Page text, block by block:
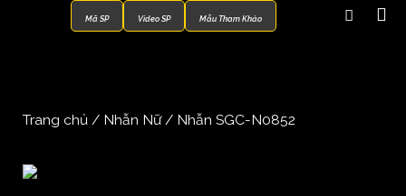
Mã SP Video SP Mẫu Tham Khảo
Trang chủ / Nhẫn Nữ/ Nhẫn SGC-N0852